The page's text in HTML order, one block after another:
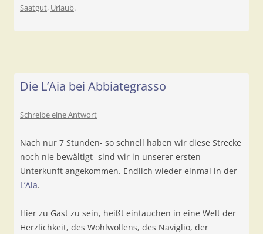
Saatgut, Urlaub.
Die L’Aia bei Abbiategrasso
Schreibe eine Antwort
Nach nur 7 Stunden- so schnell haben wir diese Strecke
noch nie bewältigt- sind wir in unserer ersten
Unterkunft angekommen. Endlich wieder einmal in der
L’Aia.
Hier zu Gast zu sein, heißt eintauchen in eine Welt der
Herzlichkeit, des Wohlwollens, des Naviglio, der